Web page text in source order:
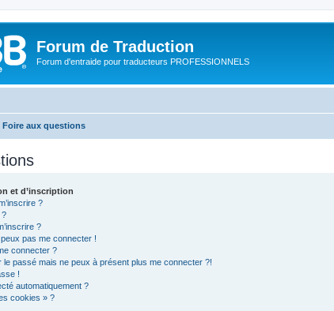
Forum de Traduction
Forum d'entraide pour traducteurs PROFESSIONNELS
Foire aux questions
et d’inscription
?
?
?
pas me connecter !
connecter ?
le passé mais ne peux à présent plus me connecter ?!
!
automatiquement ?
cookies » ?